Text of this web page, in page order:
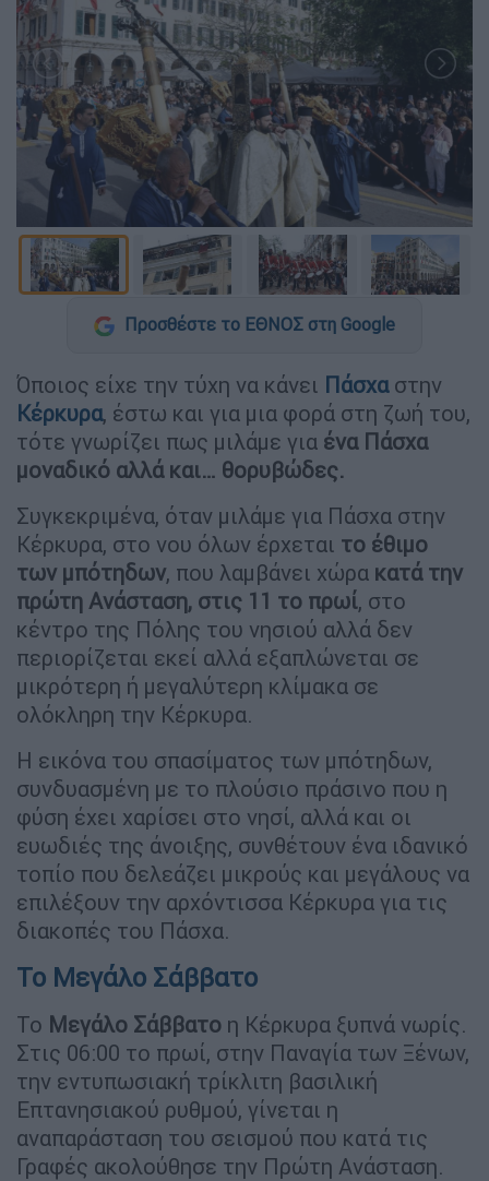
Προσθέστε το ΕΘΝΟΣ στη Google
Όποιος είχε την τύχη να κάνει Πάσχαστην
Κέρκυρα, έστω και για μια φορά στη ζωή του,
τότε γνωρίζει πως μιλάμε για ένα Πάσχα
μοναδικό αλλά και… θορυβώδες.
Συγκεκριμένα, όταν μιλάμε για Πάσχα στην
Κέρκυρα, στο νου όλων έρχεται το έθιμο
των μπότηδων, που λαμβάνει χώρα κατά την
πρώτη Ανάσταση, στις 11 το πρωί, στο
κέντρο της Πόλης του νησιού αλλά δεν
περιορίζεται εκεί αλλά εξαπλώνεται σε
μικρότερη ή μεγαλύτερη κλίμακα σε
ολόκληρη την Κέρκυρα.
Η εικόνα του σπασίματος των μπότηδων,
συνδυασμένη με το πλούσιο πράσινο που η
φύση έχει χαρίσει στο νησί, αλλά και οι
ευωδιές της άνοιξης, συνθέτουν ένα ιδανικό
τοπίο που δελεάζει μικρούς και μεγάλους να
επιλέξουν την αρχόντισσα Κέρκυρα για τις
διακοπές του Πάσχα.
Το Μεγάλο Σάββατο
Το Μεγάλο Σάββατο η Κέρκυρα ξυπνά νωρίς.
Στις 06:00 το πρωί, στην Παναγία των Ξένων,
την εντυπωσιακή τρίκλιτη βασιλική
Επτανησιακού ρυθμού, γίνεται η
αναπαράσταση του σεισμού που κατά τις
Γραφές ακολούθησε την Πρώτη Ανάσταση.